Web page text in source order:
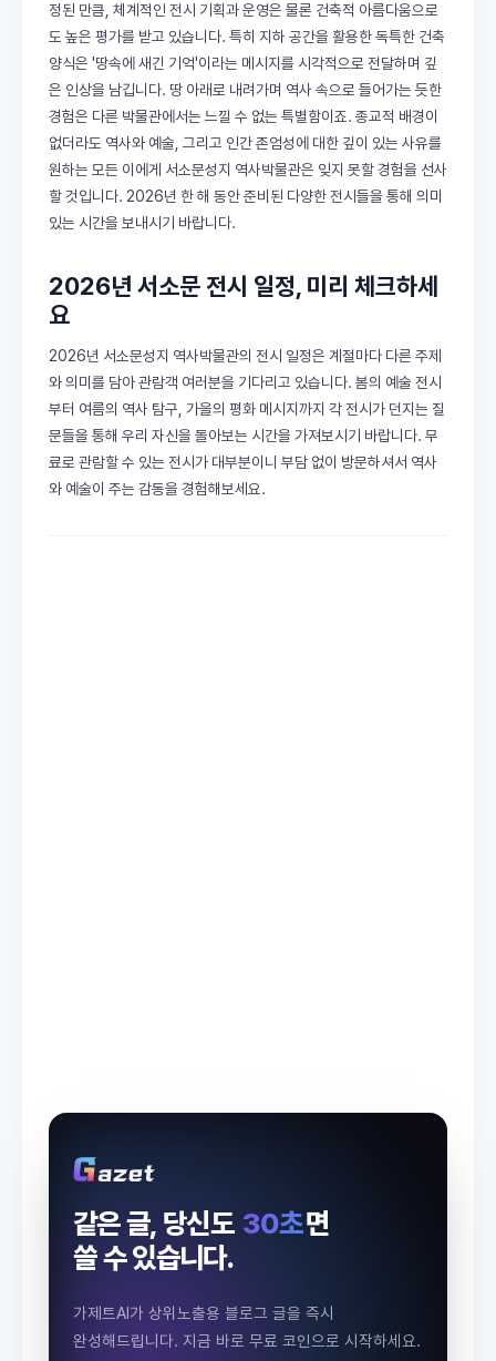
정된 만큼, 체계적인 전시 기획과 운영은 물론 건축적 아름다움으로
도 높은 평가를 받고 있습니다. 특히 지하 공간을 활용한 독특한 건축
양식은 '땅속에 새긴 기억'이라는 메시지를 시각적으로 전달하며 깊
은 인상을 남깁니다. 땅 아래로 내려가며 역사 속으로 들어가는 듯한
경험은 다른 박물관에서는 느낄 수 없는 특별함이죠. 종교적 배경이
없더라도 역사와 예술, 그리고 인간 존엄성에 대한 깊이 있는 사유를
원하는 모든 이에게 서소문성지 역사박물관은 잊지 못할 경험을 선사
할 것입니다. 2026년 한 해 동안 준비된 다양한 전시들을 통해 의미
있는 시간을 보내시기 바랍니다.
2026년 서소문 전시 일정, 미리 체크하세
요
2026년 서소문성지 역사박물관의 전시 일정은 계절마다 다른 주제
와 의미를 담아 관람객 여러분을 기다리고 있습니다. 봄의 예술 전시
부터 여름의 역사 탐구, 가을의 평화 메시지까지 각 전시가 던지는 질
문들을 통해 우리 자신을 돌아보는 시간을 가져보시기 바랍니다. 무
료로 관람할 수 있는 전시가 대부분이니 부담 없이 방문하셔서 역사
와 예술이 주는 감동을 경험해보세요.
같은 글, 당신도 30초면
쓸 수 있습니다.
가제트AI가 상위노출용 블로그 글을 즉시
완성해드립니다. 지금 바로 무료 코인으로 시작하세요.